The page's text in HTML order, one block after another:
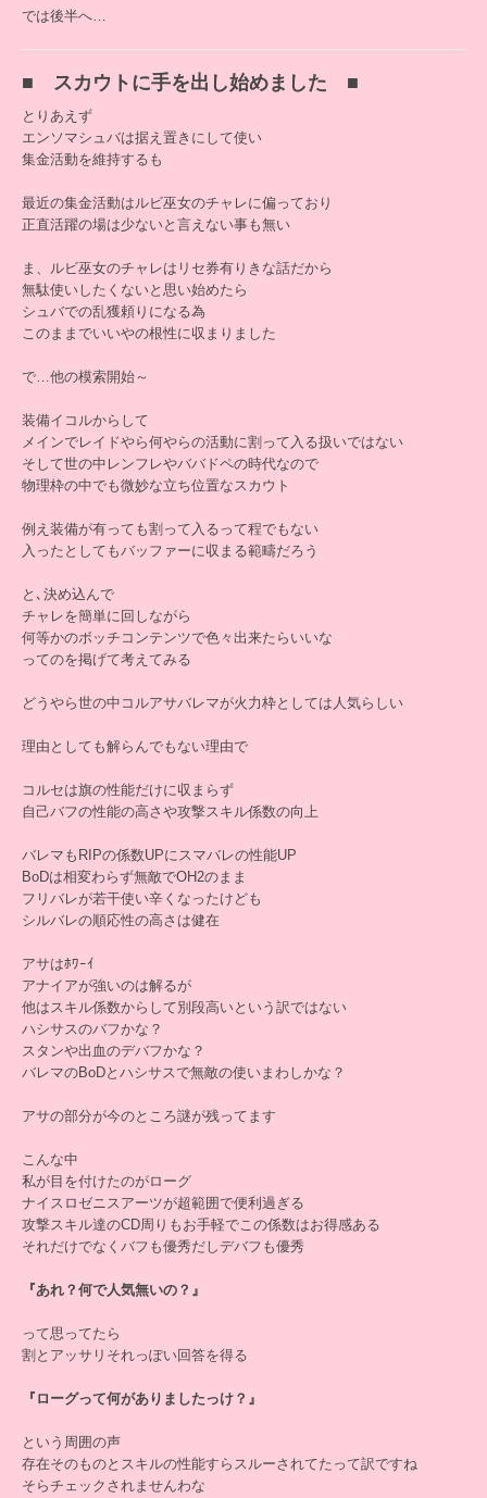
では後半へ…
■ スカウトに手を出し始めました ■
とりあえず
エンソマシュバは据え置きにして使い
集金活動を維持するも
最近の集金活動はルビ巫女のチャレに偏っており
正直活躍の場は少ないと言えない事も無い
ま、ルビ巫女のチャレはリセ券有りきな話だから
無駄使いしたくないと思い始めたら
シュバでの乱獲頼りになる為
このままでいいやの根性に収まりました
で…他の模索開始～
装備イコルからして
メインでレイドやら何やらの活動に割って入る扱いではない
そして世の中レンフレやババドペの時代なので
物理枠の中でも微妙な立ち位置なスカウト
例え装備が有っても割って入るって程でもない
入ったとしてもバッファーに収まる範疇だろう
と､決め込んで
チャレを簡単に回しながら
何等かのボッチコンテンツで色々出来たらいいな
ってのを掲げて考えてみる
どうやら世の中コルアサバレマが火力枠としては人気らしい
理由としても解らんでもない理由で
コルセは旗の性能だけに収まらず
自己バフの性能の高さや攻撃スキル係数の向上
バレマもRIPの係数UPにスマバレの性能UP
BoDは相変わらず無敵でOH2のまま
フリバレが若干使い辛くなったけども
シルバレの順応性の高さは健在
アサはﾎﾜｰｲ
アナイアが強いのは解るが
他はスキル係数からして別段高いという訳ではない
ハシサスのバフかな？
スタンや出血のデバフかな？
バレマのBoDとハシサスで無敵の使いまわしかな？
アサの部分が今のところ謎が残ってます
こんな中
私が目を付けたのがローグ
ナイスロゼニスアーツが超範囲で便利過ぎる
攻撃スキル達のCD周りもお手軽でこの係数はお得感ある
それだけでなくバフも優秀だしデバフも優秀
『あれ？何で人気無いの？』
って思ってたら
割とアッサリそれっぽい回答を得る
『ローグって何がありましたっけ？』
という周囲の声
存在そのものとスキルの性能すらスルーされてたって訳ですね
そらチェックされませんわな